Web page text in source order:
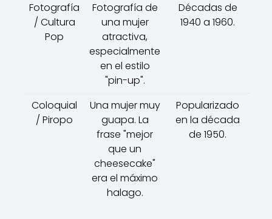
Fotografía
/ Cultura
Pop
Fotografía de
una mujer
atractiva,
especialmente
en el estilo
"pin-up".
Décadas de
1940 a 1960.
Coloquial
/ Piropo
Una mujer muy
guapa. La
frase "mejor
que un
cheesecake"
era el máximo
halago.
Popularizado
en la década
de 1950.